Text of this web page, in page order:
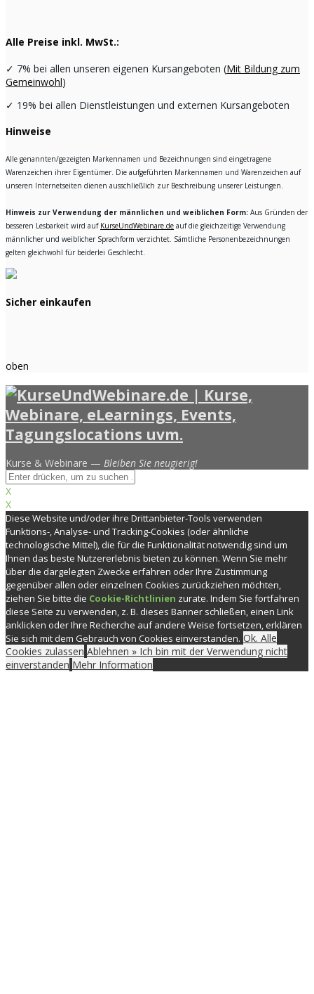
Alle Preise inkl. MwSt.:
✓ 7% bei allen unseren eigenen Kursangeboten (Mit Bildung zum
Gemeinwohl)
✓ 19% bei allen Dienstleistungen und externen Kursangeboten
Hinweise
Alle genannten/gezeigten Markennamen und Bezeichnungen sind eingetragene
Warenzeichen ihrer Eigentümer. Die aufgeführten Markennamen und Warenzeichen auf
unseren Internetseiten dienen ausschließlich zur Beschreibung unserer Leistungen.
Hinweis zur Verwendung der männlichen und weiblichen Form: Aus Gründen der
besseren Lesbarkeit wird auf KurseUndWebinare.de auf die gleichzeitige Verwendung
männlicher und weiblicher Sprachform verzichtet. Sämtliche Personenbezeichnungen
gelten gleichwohl für beiderlei Geschlecht.
Sicher einkaufen
oben
Kurse & Webinare — Bleiben Sie neugierig!
X
X
Diese Website und/oder ihre Drittanbieter-Tools verwenden
Funktions-, Analyse- und Tracking-Cookies (oder ähnliche
technologische Mittel), die für die Funktionalität notwendig sind um
Ihnen das beste Nutzererlebnis bieten zu können. Wenn Sie mehr
über die dargelegten Zwecke erfahren oder Ihre Zustimmung
gegenüber allen oder einzelnen Cookies zurückziehen möchten,
ziehen Sie bitte die Cookie-Richtlinien zurate. Indem Sie fortfahren
diese Seite zu verwenden, z. B. dieses Banner schließen, einen Link
anklicken oder Ihre Recherche auf andere Weise fortsetzen, erklären
Sie sich mit dem Gebrauch von Cookies einverstanden. Ok. Alle
Cookies zulassen Ablehnen » Ich bin mit der Verwendung nicht
einverstanden Mehr Information